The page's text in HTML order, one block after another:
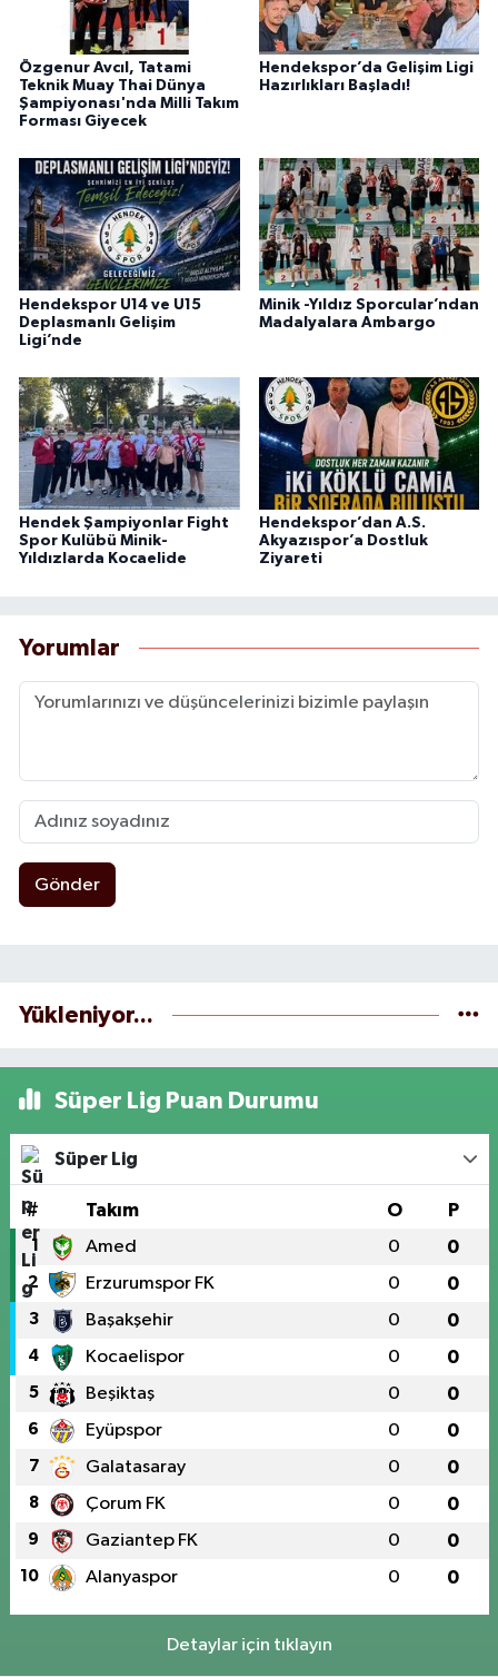
Özgenur Avcıl, Tatami
Teknik Muay Thai Dünya
Şampiyonası'nda Milli Takım
Forması Giyecek
Hendekspor’da Gelişim Ligi
Hazırlıkları Başladı!
Hendekspor U14 ve U15
Deplasmanlı Gelişim
Ligi’nde
Minik -Yıldız Sporcular’ndan
Madalyalara Ambargo
Hendek Şampiyonlar Fight
Spor Kulübü Minik-
Yıldızlarda Kocaelide
Hendekspor’dan A.S.
Akyazıspor’a Dostluk
Ziyareti
Yorumlar
Gönder
Yükleniyor...
Süper Lig Puan Durumu
Süper Lig
# Takım O P
1 Amed 0 0
2 Erzurumspor FK 0 0
3 Başakşehir 0 0
4 Kocaelispor 0 0
5 Beşiktaş 0 0
6 Eyüpspor 0 0
7 Galatasaray 0 0
8 Çorum FK 0 0
9 Gaziantep FK 0 0
10 Alanyaspor 0 0
Detaylar için tıklayın